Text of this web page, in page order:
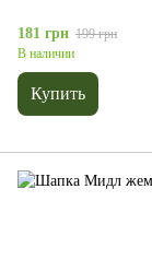
181 грн 199 грн
В наличии
Купить